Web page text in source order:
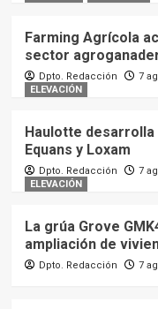
Farming Agrícola
sector
Dpto. Redacción 7
ELEVACIÓN
Haulotte desarrolla
Equans y Loxam
Dpto. Redacción 7
ELEVACIÓN
La grúa Grove
ampliación de
Dpto. Redacción 7